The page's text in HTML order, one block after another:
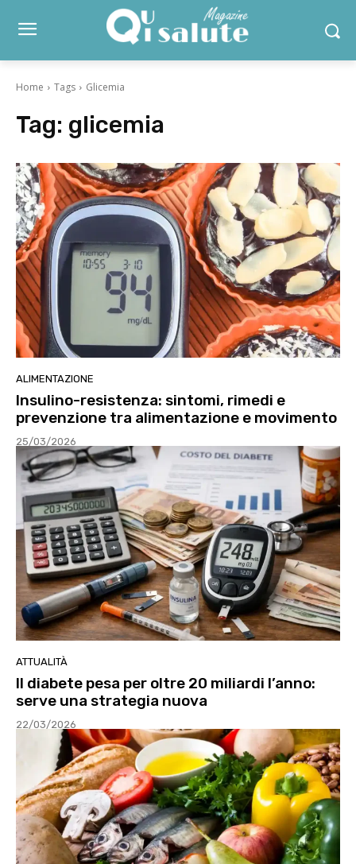
Home Tags Glicemia
Tag: glicemia
ALIMENTAZIONE
Insulino-resistenza: sintomi, rimedi e
prevenzione tra alimentazione e movimento
25/03/2026
ATTUALITÀ
Il diabete pesa per oltre 20 miliardi l’anno:
serve una strategia nuova
22/03/2026